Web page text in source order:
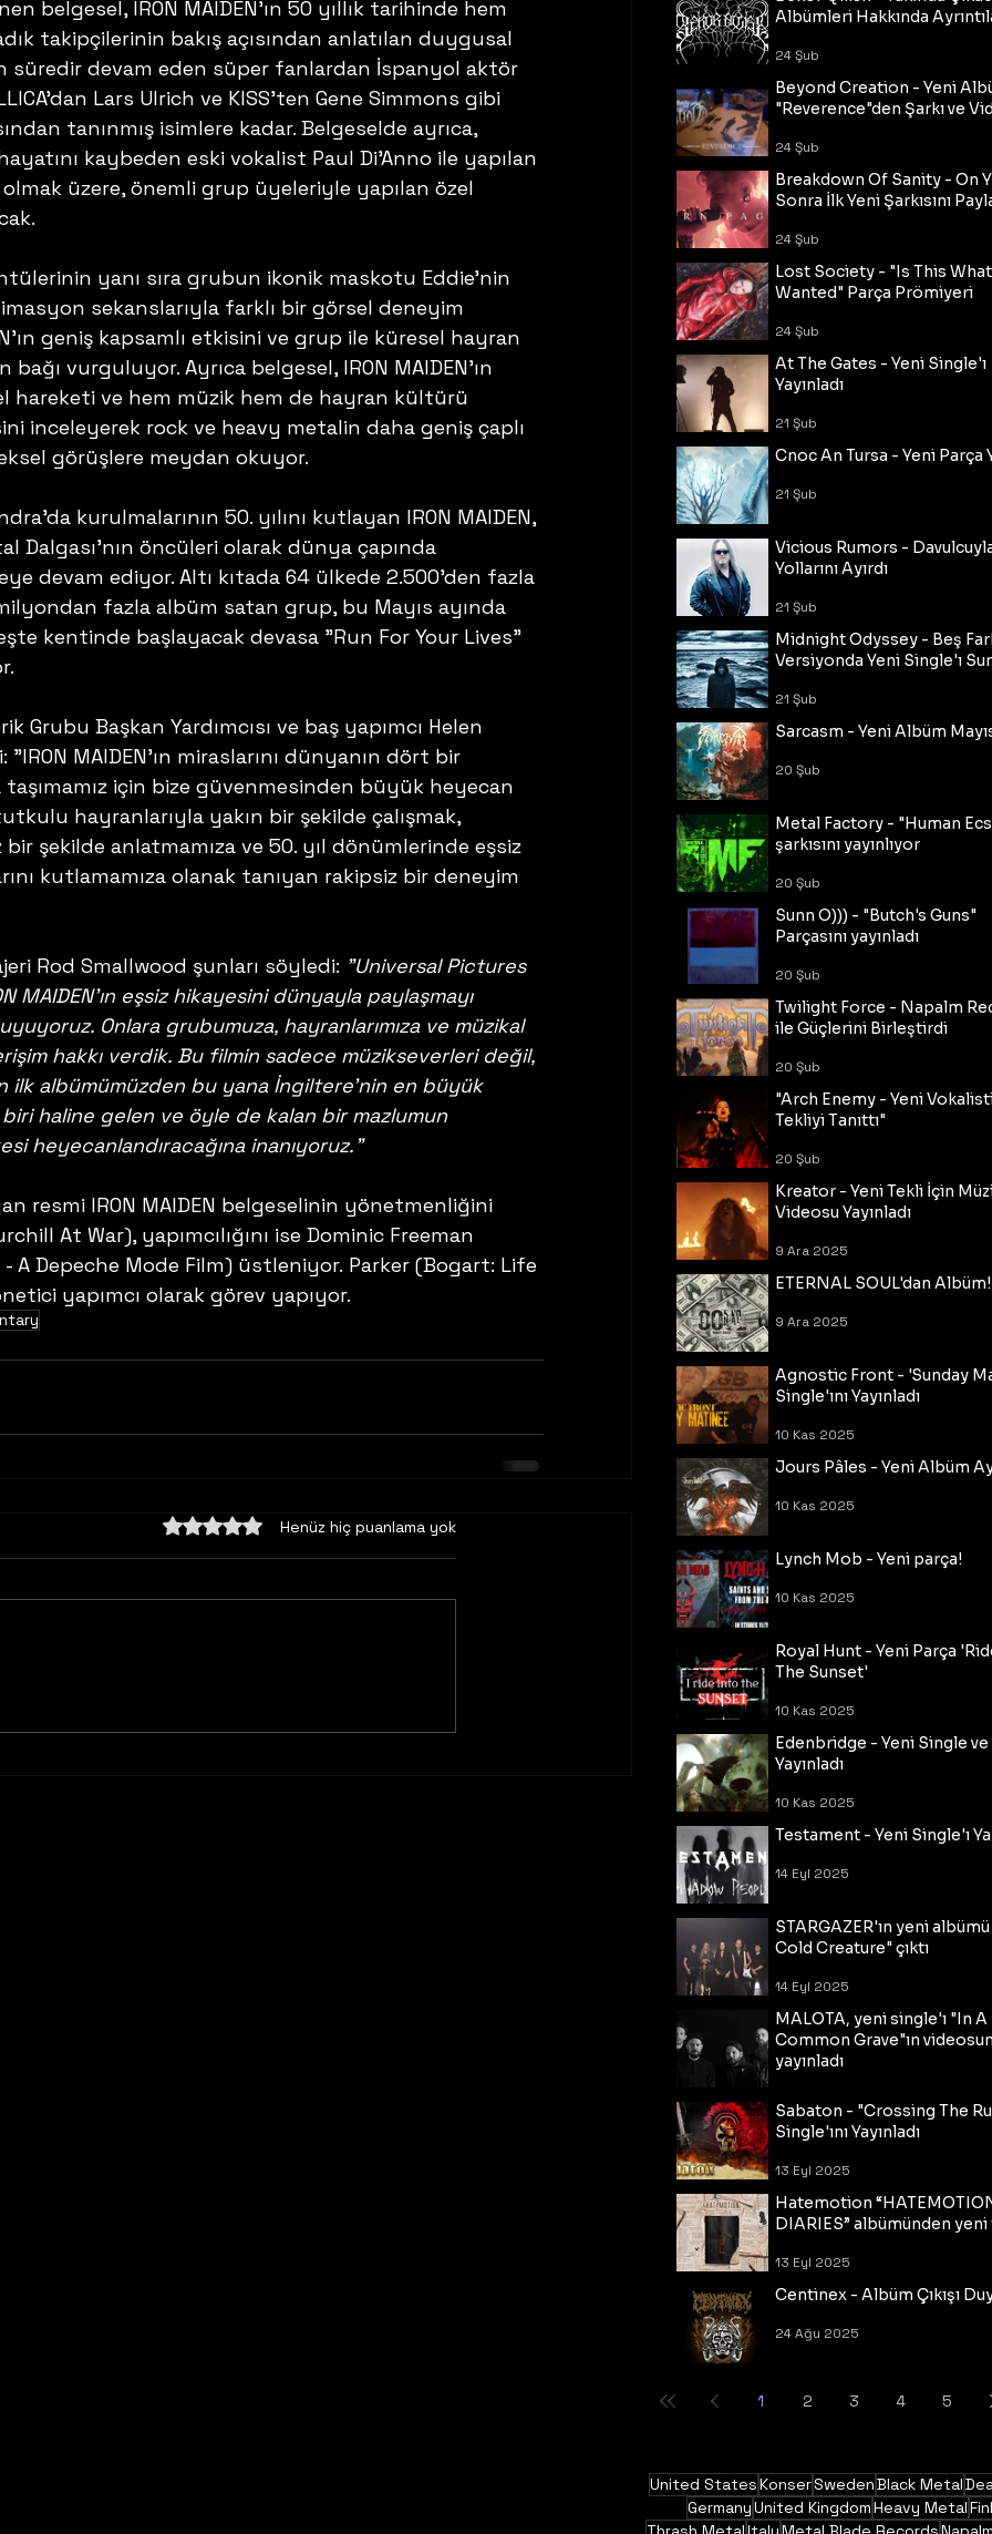
belgesel, IRON MAIDEN'ın 50 yıllık tarihinde hem
takipçilerinin bakış açısından anlatılan duygusal
süredir devam eden süper fanlardan İspanyol aktör
Lars Ulrich ve KISS'ten Gene Simmons gibi
tanınmış isimlere kadar. Belgeselde ayrıca,
kaybeden eski vokalist Paul Di'Anno ile yapılan
üzere, önemli grup üyeleriyle yapılan özel
yanı sıra grubun ikonik maskotu Eddie'nin
sekanslarıyla farklı bir görsel deneyim
geniş kapsamlı etkisini ve grup ile küresel hayran
bağı vurguluyor. Ayrıca belgesel, IRON MAIDEN'ın
hareketi ve hem müzik hem de hayran kültürü
inceleyerek rock ve heavy metalin daha geniş çaplı
görüşlere meydan okuyor.
kurulmalarının 50. yılını kutlayan IRON MAIDEN,
Dalgası'nın öncüleri olarak dünya çapında
devam ediyor. Altı kıtada 64 ülkede 2.500'den fazla
fazla albüm satan grup, bu Mayıs ayında
kentinde başlayacak devasa "Run For Your Lives"
Grubu Başkan Yardımcısı ve baş yapımcı Helen
"IRON MAIDEN'ın miraslarını dünyanın dört bir
taşımamız için bize güvenmesinden büyük heyecan
hayranlarıyla yakın bir şekilde çalışmak,
şekilde anlatmamıza ve 50. yıl dönümlerinde eşsiz
kutlamamıza olanak tanıyan rakipsiz bir deneyim
Rod Smallwood şunları söyledi: "Universal Pictures
MAIDEN'ın eşsiz hikayesini dünyayla paylaşmayı
Onlara grubumuza, hayranlarımıza ve müzikal
erişim hakkı verdik. Bu filmin sadece müzikseverleri değil,
ilk albümümüzden bu yana İngiltere'nin en büyük
haline gelen ve öyle de kalan bir mazlumun
heyecanlandıracağına inanıyoruz."
resmi IRON MAIDEN belgeselinin yönetmenliğini
At War), yapımcılığını ise Dominic Freeman
A Depeche Mode Film) üstleniyor. Parker (Bogart: Life
yapımcı olarak görev yapıyor.
5 üzerinden 0 yıldızHenüz hiç puanlama yok
Albümleri Hakkında
24 Şub
Beyond Creation - Yeni
"Reverence"den Şarkı ve
24 Şub
Breakdown Of Sanity - On
Sonra İlk Yeni Şarkısını
24 Şub
Lost Society - "Is This
Wanted" Parça Prömiyeri
24 Şub
At The Gates - Yeni Single'ı
Yayınladı
21 Şub
Cnoc An Tursa - Yeni Parça
21 Şub
Vicious Rumors -
Yollarını Ayırdı
21 Şub
Midnight Odyssey - Beş
Versiyonda Yeni Single'ı
21 Şub
Sarcasm - Yeni Albüm
20 Şub
Metal Factory - "Human
şarkısını yayınlıyor
20 Şub
Sunn O))) - "Butch's Guns"
Parçasını yayınladı
20 Şub
Twilight Force - Napalm
ile Güçlerini Birleştirdi
20 Şub
"Arch Enemy - Yeni
Tekliyi Tanıttı"
20 Şub
Kreator - Yeni Tekli İçin
Videosu Yayınladı
9 Ara 2025
ETERNAL SOUL'dan Albüm!
9 Ara 2025
Agnostic Front - 'Sunday
Single'ını Yayınladı
10 Kas 2025
Jours Pâles - Yeni Albüm
10 Kas 2025
Lynch Mob - Yeni parça!
10 Kas 2025
Royal Hunt - Yeni Parça
The Sunset'
10 Kas 2025
Edenbridge - Yeni Single
Yayınladı
10 Kas 2025
Testament - Yeni Single'ı
14 Eyl 2025
STARGAZER'ın yeni
Cold Creature" çıktı
14 Eyl 2025
MALOTA, yeni single'ı "In A
Common Grave"ın
yayınladı
Sabaton - "Crossing The
Single'ını Yayınladı
13 Eyl 2025
Hatemotion
DIARIES” albümünden
13 Eyl 2025
Centinex - Albüm Çıkışı
24 Ağu 2025
1 2 3 4 5
United StatesKonserSwedenBlack Metal
GermanyUnited KingdomHeavy Metal